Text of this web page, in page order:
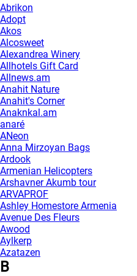
Abrikon
Adopt
Akos
Alcosweet
Alexandrea Winery
Allhotels Gift Card
Allnews.am
Anahit Nature
Anahit's Corner
Anaknkal.am
anaré
ANeon
Anna Mirzoyan Bags
Ardook
Armenian Helicopters
Arshavner Akumb tour
ARVAPROF
Ashley Homestore Armenia
Avenue Des Fleurs
Awood
Aylkerp
Azatazen
B